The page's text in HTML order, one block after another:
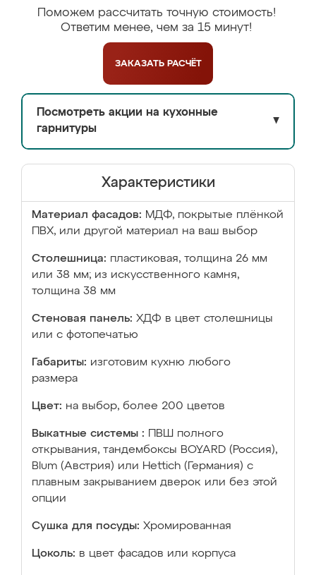
Поможем рассчитать точную стоимость!
Ответим менее, чем за 15 минут!
ЗАКАЗАТЬ РАСЧЁТ
Посмотреть акции на кухонные
гарнитуры
▼
Характеристики
Материал фасадов: МДФ, покрытые плёнкой
ПВХ, или другой материал на ваш выбор
Столешница: пластиковая, толщина 26 мм
или 38 мм; из искусственного камня,
толщина 38 мм
Стеновая панель: ХДФ в цвет столешницы
или с фотопечатью
Габариты: изготовим кухню любого
размера
Цвет: на выбор, более 200 цветов
Выкатные системы :
ПВШ полного
открывания, тандембоксы BOYARD (Россия),
Blum (Австрия) или Hettich (Германия) с
плавным закрыванием дверок или без этой
опции
Сушка для посуды: Хромированная
Цоколь: в цвет фасадов или корпуса